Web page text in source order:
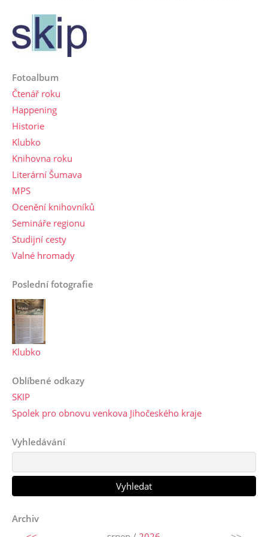
Fotoalbum
Čtenář roku
Happening
Historie
Klubko
Knihovna roku
Literární Šumava
MPS
Ocenění knihovníků
Semináře regionu
Studijní cesty
Valné hromady
Poslední fotografie
Klubko
Oblíbené odkazy
SKIP
Spolek pro obnovu venkova Jihočeského kraje
Vyhledávání
Archiv